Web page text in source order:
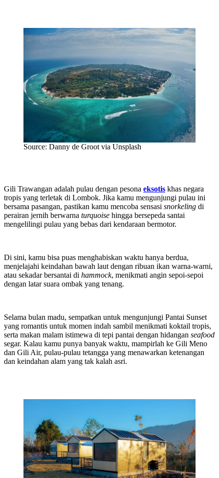
Source: Danny de Groot via Unsplash
Gili Trawangan adalah pulau dengan pesona eksotis khas negara
tropis yang terletak di Lombok. Jika kamu mengunjungi pulau ini
bersama pasangan, pastikan kamu mencoba sensasi snorkeling di
perairan jernih berwarna turquoise hingga bersepeda santai
mengelilingi pulau yang bebas dari kendaraan bermotor.
Di sini, kamu bisa puas menghabiskan waktu hanya berdua,
menjelajahi keindahan bawah laut dengan ribuan ikan warna-warni,
atau sekadar bersantai di hammock, menikmati angin sepoi-sepoi
dengan latar suara ombak yang tenang.
Selama bulan madu, sempatkan untuk mengunjungi Pantai Sunset
yang romantis untuk momen indah sambil menikmati koktail tropis,
serta makan malam istimewa di tepi pantai dengan hidangan seafood
segar. Kalau kamu punya banyak waktu, mampirlah ke Gili Meno
dan Gili Air, pulau-pulau tetangga yang menawarkan ketenangan
dan keindahan alam yang tak kalah asri.